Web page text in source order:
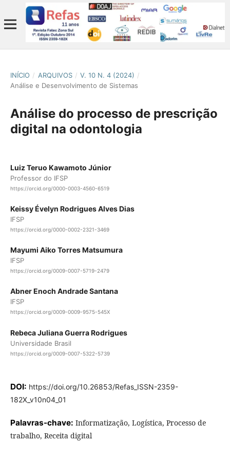
INÍCIO / ARQUIVOS / V. 10 N. 4 (2024) /
Análise e Desenvolvimento de Sistemas
Análise do processo de prescrição
digital na odontologia
Luiz Teruo Kawamoto Júnior
Professor do IFSP
https://orcid.org/0000-0003-4560-6519
Keissy Évelyn Rodrigues Alves Dias
IFSP
https://orcid.org/0000-0002-2321-3469
Mayumi Aiko Torres Matsumura
IFSP
https://orcid.org/0009-0007-5719-2479
Abner Enoch Andrade Santana
IFSP
https://orcid.org/0009-0009-9575-545X
Rebeca Juliana Guerra Rodrigues
Universidade Brasil
https://orcid.org/0009-0007-5322-5739
DOI: https://doi.org/10.26853/Refas_ISSN-2359-
182X_v10n04_01
Palavras-chave: Informatização, Logística, Processo de
trabalho, Receita digital